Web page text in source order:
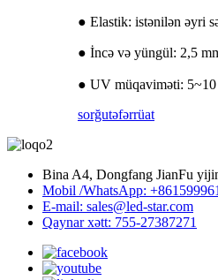
● Elastik: istənilən əyri
● İncə və yüngül: 2,5
● UV müqaviməti: 5~10
sorğutəfərrüat
Bina A4, Dongfang JianFu
Mobil /WhatsApp:
E-mail: sales@led-star.com
Qaynar xətt: 755-27387271